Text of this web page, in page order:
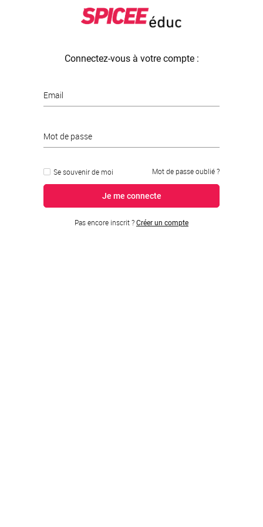
Connectez-vous à votre compte :
Email
Mot de passe
Se souvenir de moi Mot de passe oublié ?
Je me connecte
Pas encore inscrit ? Créer un compte